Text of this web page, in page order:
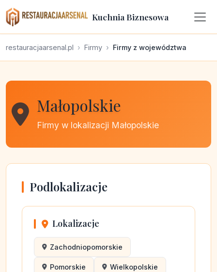
Kuchnia Biznesowa
restauracjaarsenal.pl Firmy Firmy z województwa
Małopolskie
Firmy w lokalizacji Małopolskie
Podlokalizacje
Lokalizacje
Zachodniopomorskie
Pomorskie Wielkopolskie